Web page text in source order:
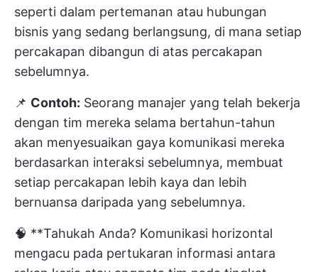
seperti dalam pertemanan atau hubungan
bisnis yang sedang berlangsung, di mana setiap
percakapan dibangun di atas percakapan
sebelumnya.
📌 Contoh: Seorang manajer yang telah bekerja
dengan tim mereka selama bertahun-tahun
akan menyesuaikan gaya komunikasi mereka
berdasarkan interaksi sebelumnya, membuat
setiap percakapan lebih kaya dan lebih
bernuansa daripada yang sebelumnya.
🧠 **Tahukah Anda? Komunikasi horizontal
mengacu pada pertukaran informasi antara